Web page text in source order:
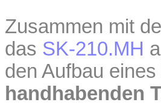
Zusammen mit
das SK-210.MH
den Aufbau eines
handhabenden